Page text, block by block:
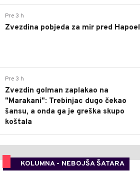
Pre 3 h
Zvezdina pobjeda za mir pred Hapoel
Pre 3 h
Zvezdin golman zaplakao na
"Marakani": Trebinjac dugo čekao
šansu, a onda ga je greška skupo
koštala
KOLUMNA - NEBOJŠA ŠATARA